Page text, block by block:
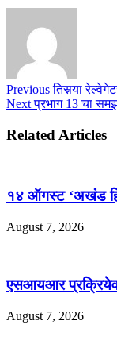
Previousतिसर्‍या
Nextप्रभाग 13 चा
Related Articles
१४ ऑगस्ट ‘अखंड
August 7, 2026
एसआयआर प्रक्रियेवर
August 7, 2026